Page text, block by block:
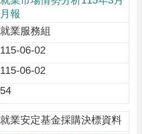
月報
就業服務組
115-06-02
115-06-02
54
就業安定基金採購決標資料